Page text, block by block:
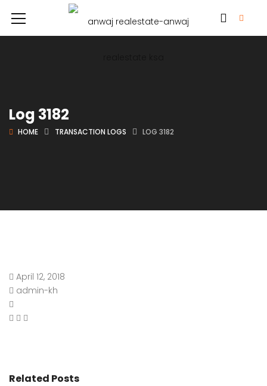
Log 3182
HOME TRANSACTION LOGS LOG 3182
April 12, 2018
admin-kh
Related Posts